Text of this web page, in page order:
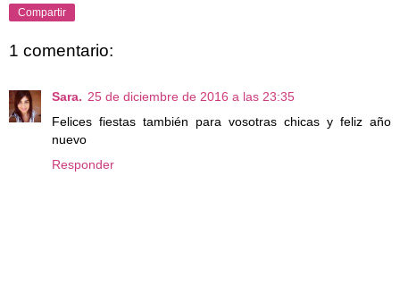
Compartir
1 comentario:
Sara. 25 de diciembre de 2016 a las 23:35
Felices fiestas también para vosotras chicas y feliz año
nuevo
Responder